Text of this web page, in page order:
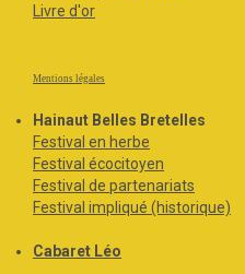
Livre d'or
Mentions légales
Hainaut Belles Bretelles
Festival en herbe
Festival écocitoyen
Festival de partenariats
Festival impliqué (historique)
Cabaret Léo